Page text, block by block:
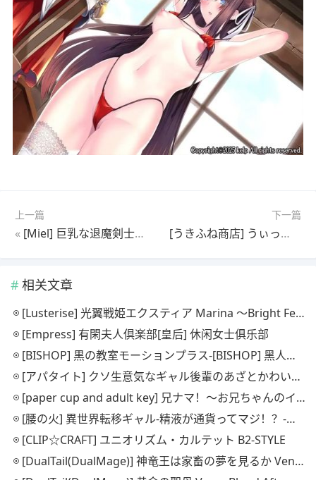
上一篇
« [Miel] 巨乳な退魔剣士ママは孕ませオナホ ～若い巨チンで雑魚牝化！人生捧げて媚び尽くす！～Miel】巨乳斩妖剑士妈妈怀孕自慰～巨屌青年把他变成女人！毕生奉承他！～
下一篇
[うきふね商店] うぃっち・たっち・らいふ-【浮船书店】魔女之触生活
相关文章
[Lusterise] 光翼戦姫エクスティア Marina ～Bright Feather～【光辉化】光翼战姬艾克斯蒂亚·玛丽娜～明亮的羽毛～
[Empress] 有閑夫人倶楽部[皇后] 休闲女士俱乐部
[BISHOP] 黒の教室モーションプラス-[BISHOP] 黑人教室运动加
[アパタイト] クソ生意気なギャル後輩のあざとかわいい誘惑～先輩ってぇ、こんなので勃っちゃうんですかぁ♪～【Apatite】这位俏皮可爱的后辈女孩的诱惑真是让人欲罢不能~前辈，这种东西真的会让你硬起来吗？♪~
[paper cup and adult key] 兄ナマ！～お兄ちゃんのイク顔、全国に配信されてるよ？～【纸杯和成人钥匙】老大哥真人秀！~老大哥的高潮脸正在全国直播？~
[腰の火] 異世界転移ギャル-精液が通貨ってマジ！？-【嗨，不，嗨】另一个世界转会女孩——精液真的是货币吗！？
[CLIP☆CRAFT] ユニオリズム・カルテット B2-STYLE
[DualTail(DualMage)] 神竜王は家畜の夢を見るか VenusBlood DarkChronicle Episode:8【双尾（双魔法师）】龙王会梦见牲畜吗？维纳斯之血黑暗编年史 第8集